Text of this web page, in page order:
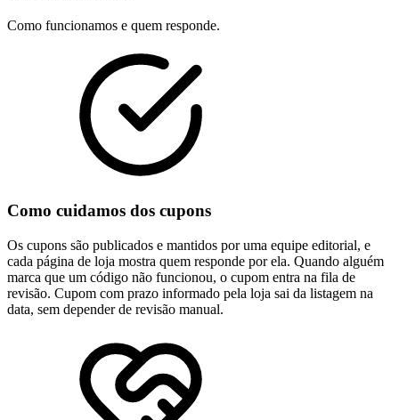
Como funcionamos e quem responde.
Como cuidamos dos cupons
Os cupons são publicados e mantidos por uma equipe editorial, e
cada página de loja mostra quem responde por ela. Quando alguém
marca que um código não funcionou, o cupom entra na fila de
revisão. Cupom com prazo informado pela loja sai da listagem na
data, sem depender de revisão manual.